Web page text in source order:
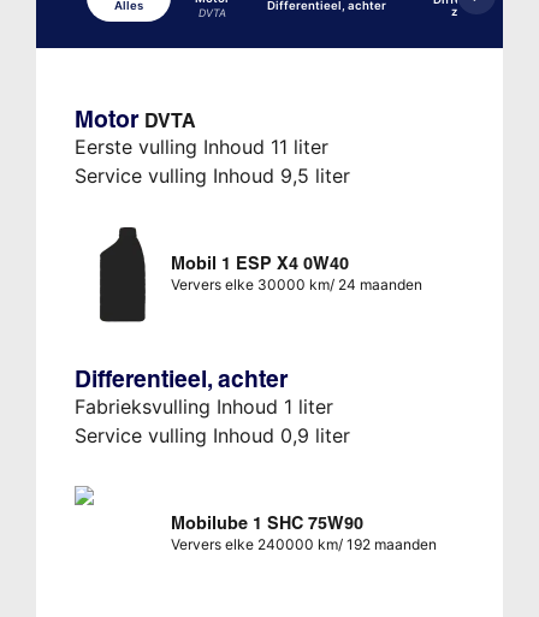
Alles
DVTA
Differentieel, achter
zelfblokkerend
Motor DVTA
Eerste vulling Inhoud 11 liter
Service vulling Inhoud 9,5 liter
Mobil 1 ESP X4 0W40
Ververs elke 30000 km/ 24 maanden
Differentieel, achter
Fabrieksvulling Inhoud 1 liter
Service vulling Inhoud 0,9 liter
Mobilube 1 SHC 75W90
Ververs elke 240000 km/ 192 maanden